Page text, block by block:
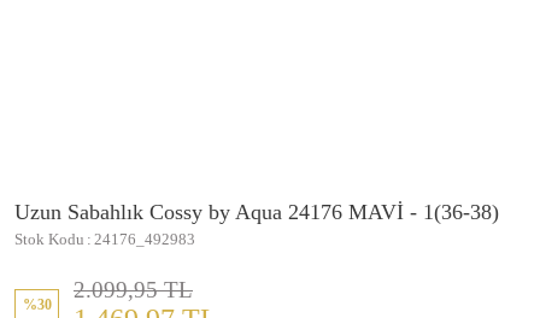
Uzun Sabahlık Cossy by Aqua 24176 MAVİ - 1(36-38)
Stok Kodu 24176_492983
%30
2.099,95 TL